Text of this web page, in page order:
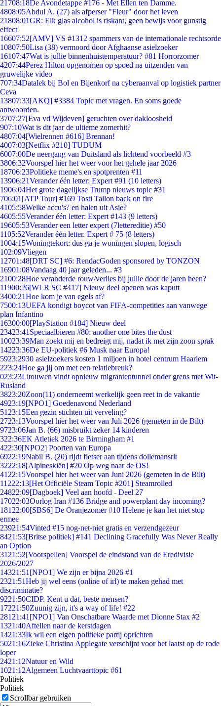
21708:18De Avondetappe #176 - Met Ellen ten Damme.
4808:05Abdul A. (27) als afperser "Fleur" door het leven
21808:01GR: Elk glas alcohol is riskant, geen bewijs voor gunstig
effect
16607:52[AMV] VS #1312 spammers van de internationale rechtsorde
10807:50Lisa (38) vermoord door Afghaanse asielzoeker
16107:47Wat is jullie binnenhuistemperatuur? #81 Horrorzomer
4207:44Perez Hilton opgenomen op spoed na uitzenden van
gruwelijke video
707:34Datalek bij Bol en Bijenkorf na cyberaanval op logistiek partner
Ceva
13807:33[AKQ] #3384 Topic met vragen. En soms goede
antwoorden.
3707:27[Eva vd Wijdeven] geruchten over dakloosheid
907:10Wat is dit jaar de ultieme zomerhit?
4807:04[Wielrennen #616] Brennan!
4007:03[Netflix #210] TUDUM
6007:00De neergang van Duitsland als lichtend voorbeeld #3
3806:32Voorspel hier het weer voor het gehele jaar 2026
18706:23Politieke meme's en spotprenten #11
13906:21Verander één letter: Expert #91 (10 letters)
1906:04Het grote dagelijkse Trump nieuws topic #31
706:01 [ATP Tour] #169 Tosti Tallon back on fire
4105:58Welke accu's? en halen uit Asie?
4605:55Verander één letter: Expert #143 (9 letters)
19605:53Verander een letter expert (7lettereditie) #50
1105:52Verander één letter. Expert # 75 (8 letters)
1004:15Woningtekort: dus ga je woningen slopen, logisch
102:09Vliegen
12701:48[DRT SC] #6: RendacGoden sponsored by TONZON
16901:08Vandaag 40 jaar geleden... #3
2100:28Hoe veranderde rouw/verlies bij jullie door de jaren heen?
11900:26[WLR SC #417] Nieuw deel openen was kaputt
3400:21Hoe kom je van egels af?
7500:13UEFA kondigt boycot van FIFA-competities aan vanwege
plan Infantino
16300:00[PlayStation #184] Nieuw deel
23423:41 Speciaalbieren #80: another one bites the dust
10023:39Man zoekt mij en bedreigt mij, nadat ik met zijn zoon sprak
14223:36De EU-politiek #6 Musk naar Europa!
5923:2930 asielzoekers kosten 1 miljoen in hotel centrum Haarlem
223:24Hoe ga jij om met een relatiebreuk?
023:23Litouwen vindt opnieuw migrantentunnel onder grens met Wit-
Rusland
3823:20Zoon(11) onderneemt werkelijk geen reet in de vakantie
4923:19[NPO1] Goedenavond Nederland
51 23:15Een gezin stichten uit verveling?
2723:13Voorspel hier het weer van Juli 2026 (gemeten in de Bilt)
9723:06Jan B. (66) misbruikt zeker 14 kinderen
322:36EK Atletiek 2026 te Birmingham #1
422:30[NPO2] Poorten van Europa
6922:19Nabil B. (20) rijdt fietser aan tijdens dollemansrit
3222:18[Alpineskiën] #20 Op weg naar de OS!
41 22:15Voorspel hier het weer van Juni 2026 (gemeten in de Bilt)
11222:13[Het Officiële Steam Topic #201] Steamrolled
24822:09[Dagboek] Veel aan hoofd - Deel 27
17022:03Oorlog Iran #136 Bridge and powerplant day incoming?
181 22:00[SBS6] De Oranjezomer #10 Helene je kan het niet stop
ermee
23921:54Vinted #15 nog-net-niet gratis en verzendgezeur
8421:53[Britse politiek] #141 Declining Gracefully Was Never Really
an Option
31 21:52[Voorspellen] Voorspel de eindstand van de Eredivisie
2026/2027
14321:51 [NPO1] We zijn er bijna 2026 #1
2321:51Heb jij wel eens (online of irl) te maken gehad met
discriminatie?
9221:50CIDP. Kent u dat, beste mensen?
17221:50Zuunig zijn, it's a way of life! #22
281 21:41 [NPO1] Van Onschatbare Waarde met Dionne Stax #2
1321:40Aftellen naar de kerstdagen
1421:33Ik wil een eigen politieke partij oprichten
5021:16Zieke Christina Applegate verschijnt voor het laatst op de rode
loper
2421:12Natuur en Wild
1021:12Algemeen Luchtvaarttopic #61
Politiek
Politiek
Scrollbar gebruiken